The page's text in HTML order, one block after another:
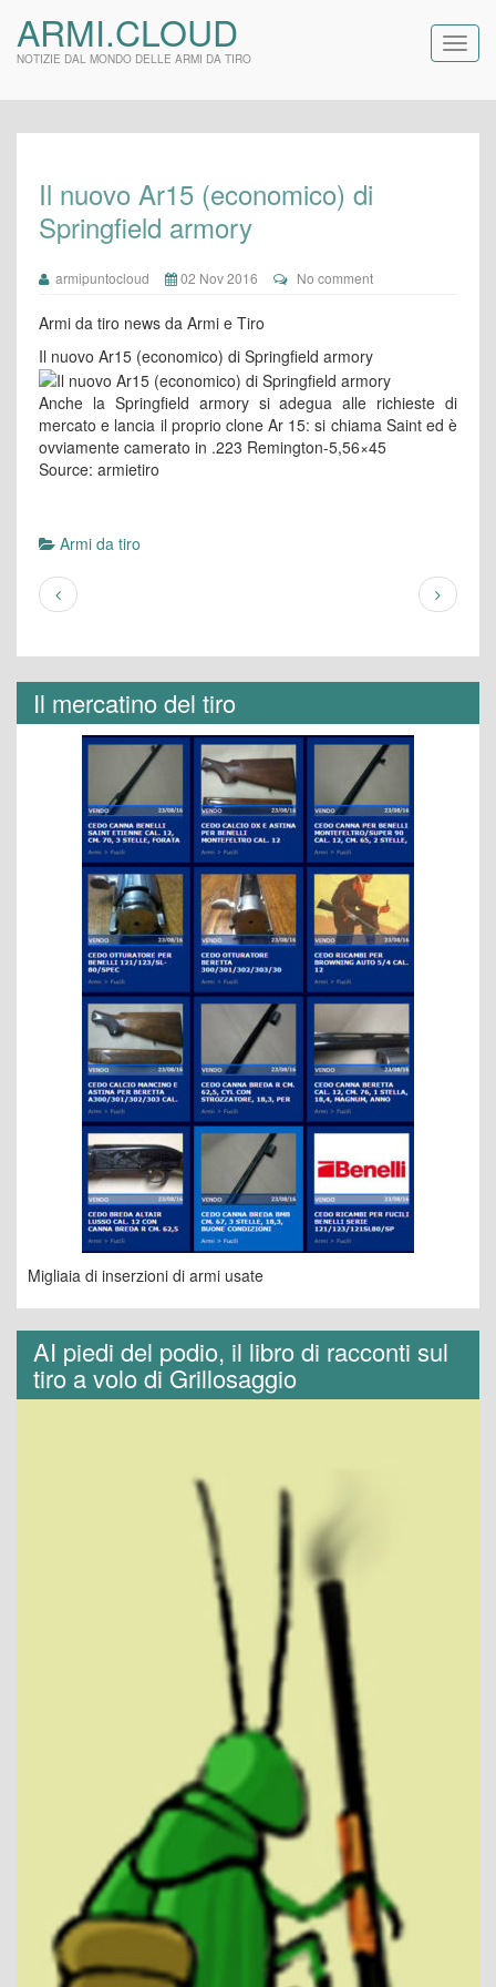
ARMI.CLOUD
NOTIZIE DAL MONDO DELLE ARMI DA TIRO
Il nuovo Ar15 (economico) di
Springfield armory
armipuntocloud 02 Nov 2016 No comment
Armi da tiro news da Armi e Tiro
Il nuovo Ar15 (economico) di Springfield armory
Anche la Springfield armory si adegua alle richieste di
mercato e lancia il proprio clone Ar 15: si chiama Saint ed è
ovviamente camerato in .223 Remington-5,56×45
Source: armietiro
Armi da tiro
Il mercatino del tiro
Migliaia di inserzioni di armi usate
AI piedi del podio, il libro di racconti sul
tiro a volo di Grillosaggio